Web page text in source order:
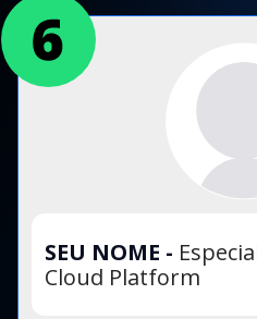
SEU NOME -
Cloud Platform